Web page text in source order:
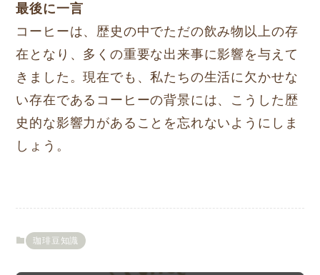
最後に一言
コーヒーは、歴史の中でただの飲み物以上の存
在となり、多くの重要な出来事に影響を与えて
きました。現在でも、私たちの生活に欠かせな
い存在であるコーヒーの背景には、こうした歴
史的な影響力があることを忘れないようにしま
しょう。
珈琲豆知識